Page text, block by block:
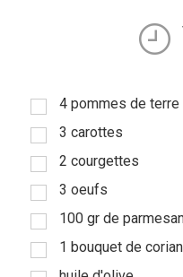
Sans gluten
Sans sel
Sauces et
Viandes
4 pommes de terre
3 carottes
2 courgettes
3 oeufs
100 gr de
1 bouquet de